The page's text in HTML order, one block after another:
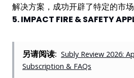
解决方案，成功开辟了特定的市场
5. IMPACT FIRE & SAFETY
另请阅读: Subly Review 2026:
Subscription & FAQs